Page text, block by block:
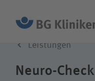
Leistungen
Neuro-Check